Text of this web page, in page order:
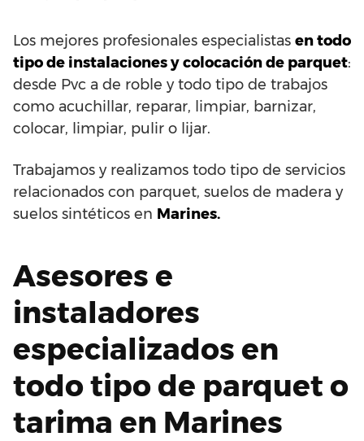
Los mejores profesionales especialistas en todo
tipo de instalaciones y colocación de parquet:
desde Pvc a de roble y todo tipo de trabajos
como acuchillar, reparar, limpiar, barnizar,
colocar, limpiar, pulir o lijar.
Trabajamos y realizamos todo tipo de servicios
relacionados con parquet, suelos de madera y
suelos sintéticos en Marines.
Asesores e
instaladores
especializados en
todo tipo de parquet o
tarima en Marines